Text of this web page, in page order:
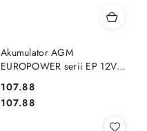
Akumulator AGM
EUROPOWER serii EP 12V
Cena:
107.88
Cena:
107.88